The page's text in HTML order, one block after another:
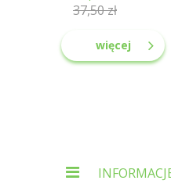
do ust
37,50zł
więcej